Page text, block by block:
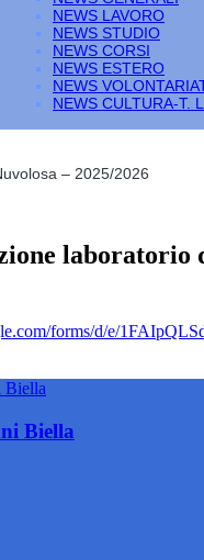
NEWS LAVORO
NEWS STUDIO
NEWS CORSI
NEWS ESTERO
NEWS
NEWS CULTURA-T.
– 2025/2026
laboratorio
forms/d/e/
Biella